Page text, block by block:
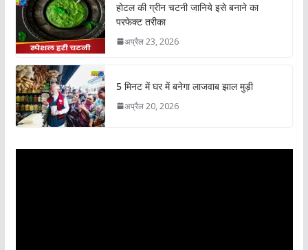
होटल की ग्रीन चटनी जानिये इसे बनाने का
परफेक्ट तरीका
अप्रैल 23, 2026
5 मिनट में घर में बनेगा लाजवाब झाल मुड़ी
अप्रैल 20, 2026